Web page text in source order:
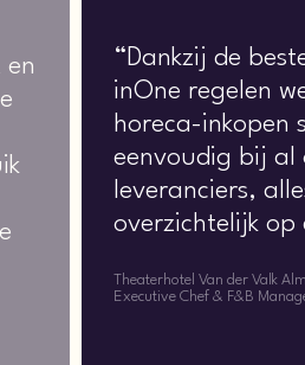
“Dankzij de
inOne regelen
horeca-inkopen
eenvoudig bij al
leveranciers,
overzichtelijk op
Theaterhotel Van der Valk
Executive Chef & F&B